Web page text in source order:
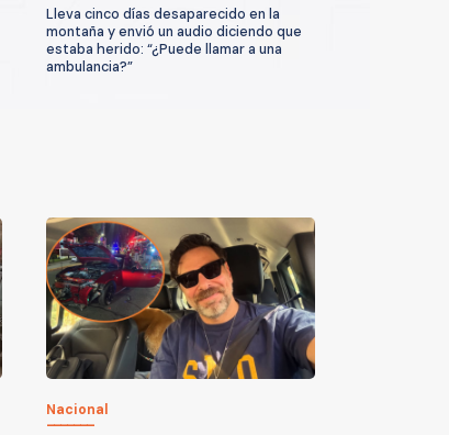
Lleva cinco días desaparecido en la
montaña y envió un audio diciendo que
estaba herido: “¿Puede llamar a una
ambulancia?”
Nacional